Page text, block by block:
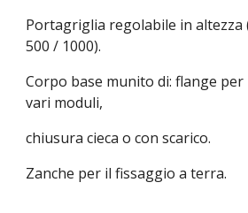
Portagriglia regolabile in altezza
500 / 1000).
Corpo base munito di: flange
vari moduli,
chiusura cieca o con scarico.
Zanche per il fissaggio a terra.